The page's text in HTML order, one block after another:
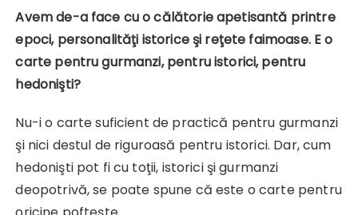
Avem de-a face cu o călătorie apetisantă printre
epoci, personalităţi istorice şi reţete faimoase. E o
carte pentru gurmanzi, pentru istorici, pentru
hedonişti?
Nu-i o carte suficient de practică pentru gurmanzi
şi nici destul de riguroasă pentru istorici. Dar, cum
hedonişti pot fi cu toţii, istorici şi gurmanzi
deopotrivă, se poate spune că este o carte pentru